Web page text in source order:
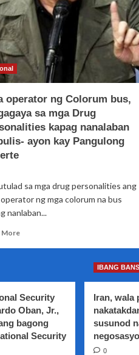
operator ng Colorum bus,
sa mga Drug
kapag nanalaban
ayon kay Pangulong
sa mga drug personalities ang
ng mga colorum na bus
nanlaban...
MoreRead
Colorum
bus,
magagaya
sa
Security
Oban, Jr.,
bagong
Security
IBANG
Iran, wala
susunod
0